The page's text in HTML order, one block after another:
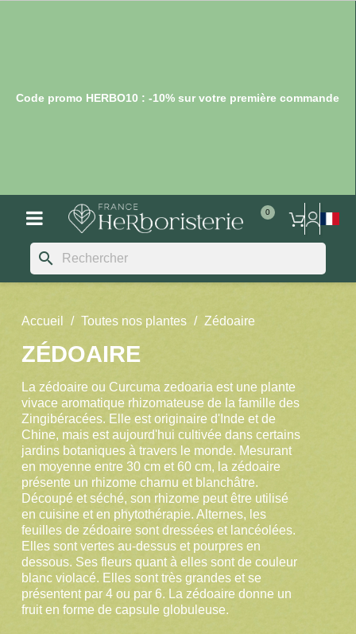
Code promo HERBO10 : -10% sur votre première commande
search
Accueil Toutes nos plantes Zédoaire
ZÉDOAIRE
La zédoaire ou Curcuma zedoaria est une plante
vivace aromatique rhizomateuse de la famille des
Zingibéracées. Elle est originaire d'Inde et de
Chine, mais est aujourd'hui cultivée dans certains
jardins botaniques à travers le monde. Mesurant
en moyenne entre 30 cm et 60 cm, la zédoaire
présente un rhizome charnu et blanchâtre.
Découpé et séché, son rhizome peut être utilisé
en cuisine et en phytothérapie. Alternes, les
feuilles de zédoaire sont dressées et lancéolées.
Elles sont vertes au-dessus et pourpres en
dessous. Ses fleurs quant à elles sont de couleur
blanc violacé. Elles sont très grandes et se
présentent par 4 ou par 6. La zédoaire donne un
fruit en forme de capsule globuleuse.